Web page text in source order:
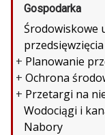
Gospodarka
Środowiskowe
przedsięwzięcia
+ Planowanie
+ Ochrona
+ Przetargi na
Wodociągi i
Nabory